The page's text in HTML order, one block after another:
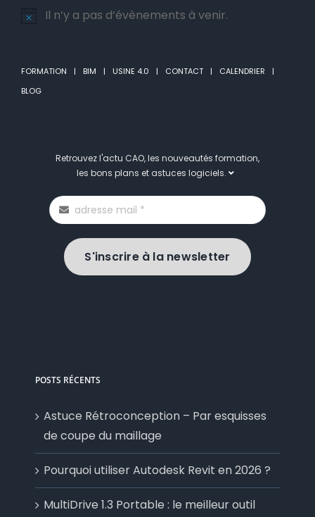
Notice
Il n’y a pas d’évènements à venir.
FORMATION BIM USINE 4.0 CONTACT
CALENDRIER
BLOG
Retrouvez l'actu CAO, les nouveautés formation,
les bons plans et astuces logiciels.
S'inscrire à la newsletter
POSTS RÉCENTS
Astuce Rétroconception – Par esquisses
de coupe du maillage
Pourquoi utiliser Autodesk Revit en 2026 ?
MultiDrive 1.3 Portable : le meilleur outil